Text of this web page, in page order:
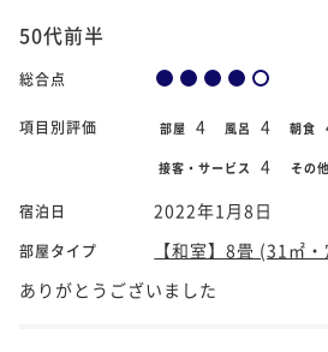
50代前半
総合点
項目別評価 部屋 4 風呂 4 朝食
接客・サービス 4 その
宿泊日 2022年1月8日
部屋タイプ
【和室】8畳 (31㎡
ありがとうございました